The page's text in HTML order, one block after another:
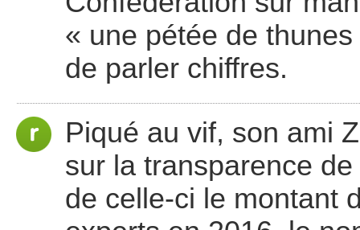
« une pétée de
de parler chiffres.
Piqué au vif, son ami
sur la transparence
de celle-ci le montant